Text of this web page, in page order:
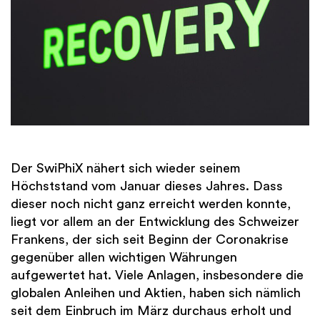
Der SwiPhiX nähert sich wieder seinem
Höchststand vom Januar dieses Jahres. Dass
dieser noch nicht ganz erreicht werden konnte,
liegt vor allem an der Entwicklung des Schweizer
Frankens, der sich seit Beginn der Coronakrise
gegenüber allen wichtigen Währungen
aufgewertet hat. Viele Anlagen, insbesondere die
globalen Anleihen und Aktien, haben sich nämlich
seit dem Einbruch im März durchaus erholt und